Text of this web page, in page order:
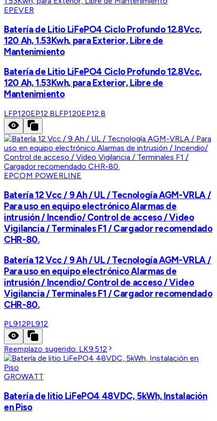
EPEVER
Batería de Litio LiFePO4 Ciclo Profundo 12.8Vcc,
120 Ah, 1.53Kwh, para Exterior, Libre de
Mantenimiento
Batería de Litio LiFePO4 Ciclo Profundo 12.8Vcc,
120 Ah, 1.53Kwh, para Exterior, Libre de
Mantenimiento
LFP120EP12.8LFP120EP12.8
EPCOM POWERLINE
Batería 12 Vcc / 9 Ah / UL / Tecnología AGM-VRLA /
Para uso en equipo electrónico Alarmas de
intrusión / Incendio/ Control de acceso / Video
Vigilancia / Terminales F1 / Cargador recomendado
CHR-80.
Batería 12 Vcc / 9 Ah / UL / Tecnología AGM-VRLA /
Para uso en equipo electrónico Alarmas de
intrusión / Incendio/ Control de acceso / Video
Vigilancia / Terminales F1 / Cargador recomendado
CHR-80.
PL912PL912
Reemplazo sugerido: LK9.512
GROWATT
Batería de litio LiFePO4 48VDC, 5kWh, Instalación
en Piso